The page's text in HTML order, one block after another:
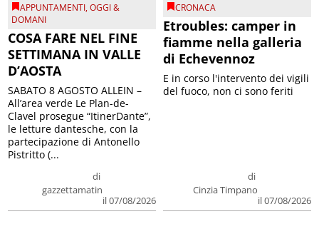
APPUNTAMENTI,OGGI &
DOMANI
COSA FARE NEL FINE
SETTIMANA IN VALLE
D’AOSTA
di
gazzettamatin
il 07/08/2026
SABATO 8 AGOSTO ALLEIN –
All’area verde Le Plan-de-
Clavel prosegue “ItinerDante”,
le letture dantesche, con la
partecipazione di Antonello
Pistritto (...
CRONACA
Etroubles: camper in
fiamme nella galleria
di Echevennoz
di
Cinzia Timpano
il 07/08/2026
E in corso l'intervento dei vigili
del fuoco, non ci sono feriti